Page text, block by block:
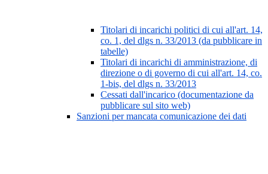
Titolari di incarichi politici di cui all'art. 14,
co. 1, del dlgs n. 33/2013 (da pubblicare in
tabelle)
Titolari di incarichi di amministrazione, di
direzione o di governo di cui all'art. 14, co.
1-bis, del dlgs n. 33/2013
Cessati dall'incarico (documentazione da
pubblicare sul sito web)
Sanzioni per mancata comunicazione dei dati